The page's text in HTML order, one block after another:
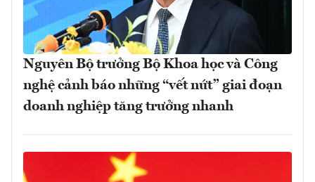
Nguyên Bộ trưởng Bộ Khoa học và Công
nghệ cảnh báo những “vết nứt” giai đoạn
doanh nghiệp tăng trưởng nhanh